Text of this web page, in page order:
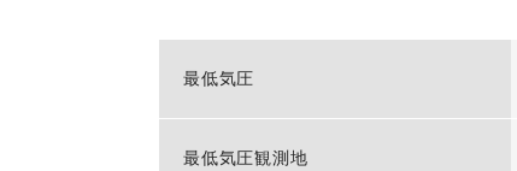
最低気圧
最低気圧観測地